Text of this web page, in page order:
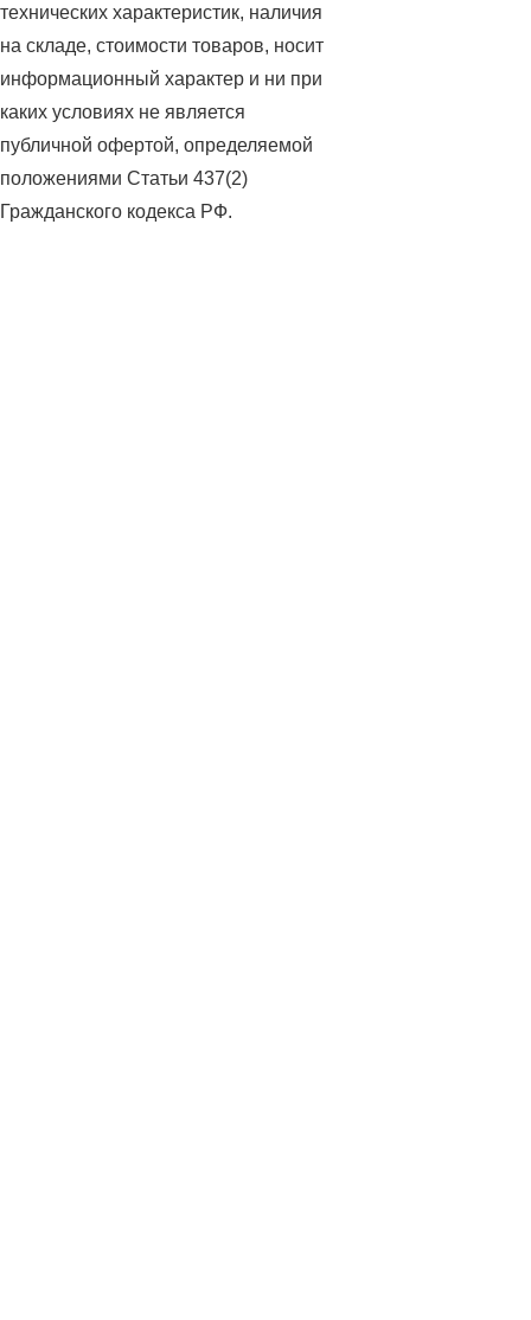
технических характеристик, наличия
на складе, стоимости товаров, носит
информационный характер и ни при
каких условиях не является
публичной офертой, определяемой
положениями Статьи 437(2)
Гражданского кодекса РФ.